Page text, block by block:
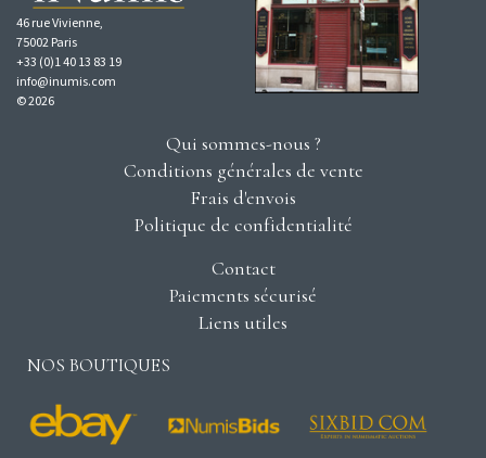
46 rue Vivienne,
75002 Paris
+33 (0)1 40 13 83 19
info@inumis.com
© 2026
Qui sommes-nous ?
Conditions générales de vente
Frais d'envois
Politique de confidentialité
Contact
Paiements sécurisé
Liens utiles
NOS BOUTIQUES